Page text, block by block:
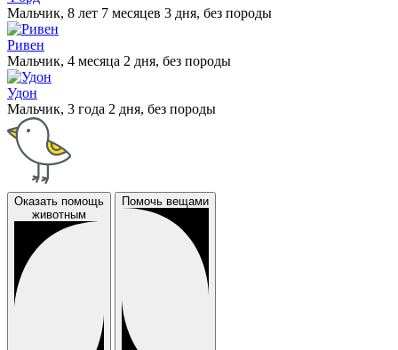
Мальчик, 8 лет 7 месяцев 3 дня, без породы
Ривен
Мальчик, 4 месяца 2 дня, без породы
Удон
Мальчик, 3 года 2 дня, без породы
Оказать помощь
животным
Помочь вещами